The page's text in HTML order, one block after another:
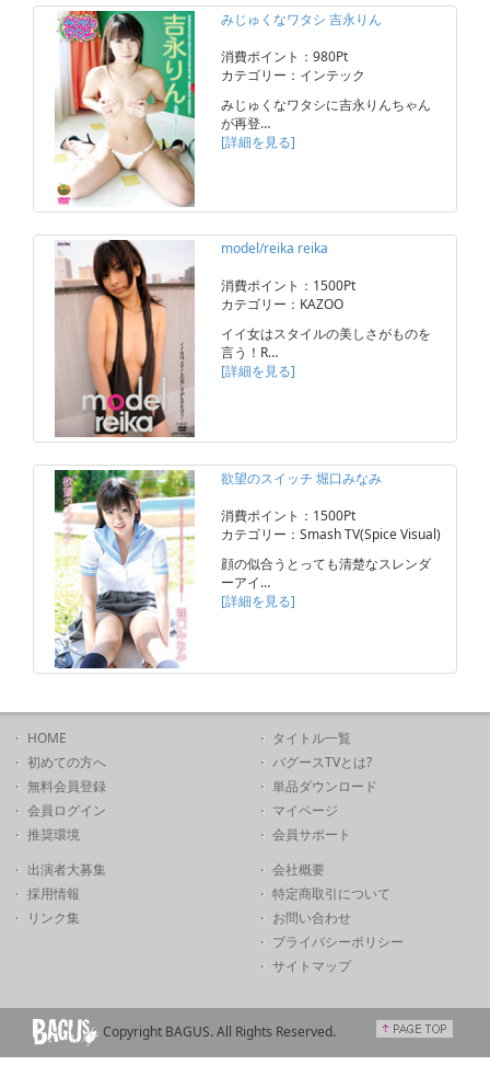
みじゅくなワタシ 吉永りん
消費ポイント：980Pt
カテゴリー：インテック
みじゅくなワタシに吉永りんちゃん
が再登…
[詳細を見る]
model/reika reika
消費ポイント：1500Pt
カテゴリー：KAZOO
イイ女はスタイルの美しさがものを
言う！R…
[詳細を見る]
欲望のスイッチ 堀口みなみ
消費ポイント：1500Pt
カテゴリー：Smash TV(Spice Visual)
顔の似合うとっても清楚なスレンダ
ーアイ…
[詳細を見る]
HOME
初めての方へ
無料会員登録
会員ログイン
推奨環境
タイトル一覧
バグースTVとは?
単品ダウンロード
マイページ
会員サポート
出演者大募集
採用情報
リンク集
会社概要
特定商取引について
お問い合わせ
プライバシーポリシー
サイトマップ
Copyright BAGUS. All Rights Reserved.